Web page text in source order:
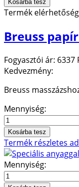
Termék
Breuss
Fogyasztói ár: 6337
Kedvezmény:
Breuss
Mennyiség:
Termék részletes
Mennyiség: